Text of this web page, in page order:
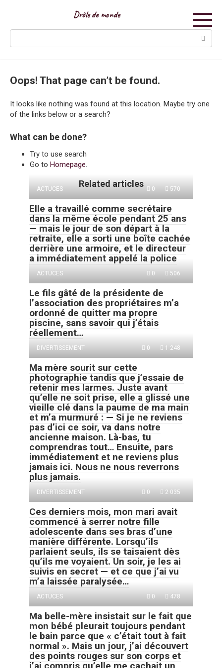
Drôle de monde
Search:
Oops! That page can’t be found.
It looks like nothing was found at this location. Maybe try one
of the links below or a search?
What can be done?
Try to use search
Go to Homepage.
Related articles
ACTUCES 0 570
Elle a travaillé comme secrétaire
dans la même école pendant 25 ans
— mais le jour de son départ à la
retraite, elle a sorti une boîte cachée
derrière une armoire, et le directeur
a immédiatement appelé la police
ACTUCES 0 506
Le fils gâté de la présidente de
l’association des propriétaires m’a
ordonné de quitter ma propre
piscine, sans savoir qui j’étais
réellement…
DIVERTISSEMENT 0 1 248
Ma mère sourit sur cette
photographie tandis que j’essaie de
retenir mes larmes. Juste avant
qu’elle ne soit prise, elle a glissé une
vieille clé dans la paume de ma main
et m’a murmuré : — Si je ne reviens
pas d’ici ce soir, va dans notre
ancienne maison. Là-bas, tu
comprendras tout… Ensuite, pars
immédiatement et ne reviens plus
jamais ici. Nous ne nous reverrons
plus jamais.
DIVERTISSEMENT 0 2 035
Ces derniers mois, mon mari avait
commencé à serrer notre fille
adolescente dans ses bras d’une
manière différente. Lorsqu’ils
parlaient seuls, ils se taisaient dès
qu’ils me voyaient. Un soir, je les ai
suivis en secret — et ce que j’ai vu
m’a laissée paralysée…
ACTUCES 0 478
Ma belle-mère insistait sur le fait que
mon bébé pleurait toujours pendant
le bain parce que « c’était tout à fait
normal ». Mais un jour, j’ai découvert
des points rouges sur son corps et